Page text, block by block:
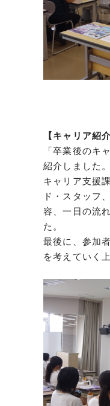
【キャリア紹介
「卒業後のキ
紹介しました。
キャリア支援
ド・スタッフ
容、一日の流
た。
最後に、参加
を考えていく